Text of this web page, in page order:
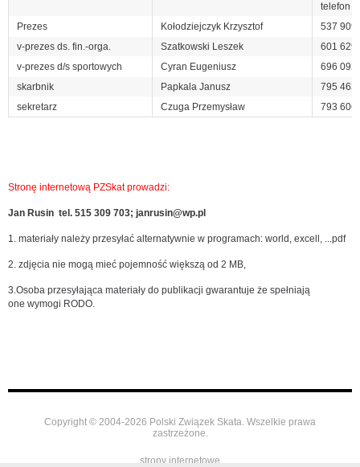
telefon
Prezes
Kołodziejczyk Krzysztof
537 909
v-prezes ds. fin.-orga.
Szatkowski Leszek
601 629
v-prezes d/s sportowych
Cyran Eugeniusz
696 092
skarbnik
Papkala Janusz
795 463
sekretarz
Czuga Przemysław 793 606
Stronę internetową PZSkat prowadzi:
Jan Rusin tel. 515 309 703; janrusin@wp.pl
1. materiały należy przesyłać alternatywnie w programach: world, excell, ...pdf
2. zdjęcia nie mogą mieć pojemność większą od 2 MB,
3.Osoba przesyłająca materiały do publikacji gwarantuje że spełniają
one wymogi RODO.
Copyright © 2004-2026 Polski Związek Skata. Wszelkie prawa
zastrzeżone.
strony internetowe